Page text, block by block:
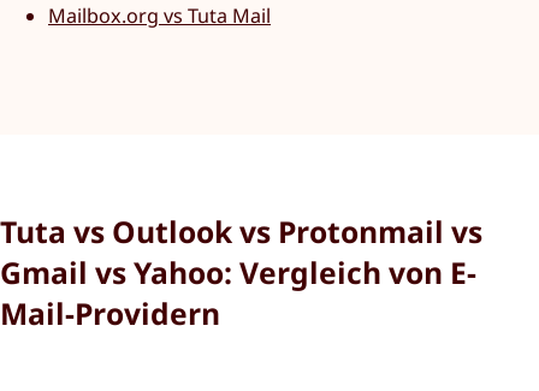
Mailbox.org vs Tuta Mail
Tuta vs Outlook vs Protonmail vs
Gmail vs Yahoo: Vergleich von E-
Mail-Providern